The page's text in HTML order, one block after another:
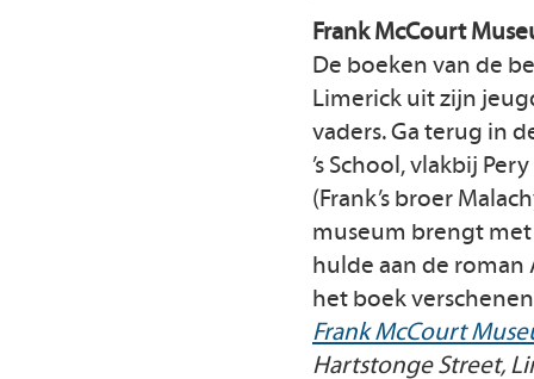
Frank McCourt
De boeken van de
Limerick uit zijn
vaders. Ga terug in
’s School, vlakbij
(Frank’s broer
museum brengt
hulde aan de roman
het boek
Frank McCourt
Hartstonge Street,